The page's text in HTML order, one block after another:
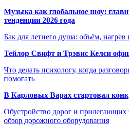
Музыка как глобальное шоу:
тенденции 2026 года
Бак для летнего душа: объём, нагрев
Тейлор Свифт и Трэвис Келси
Что делать психологу, когда
помогать
В Карловых Варах стартовал
Обустройство дорог и
обзор дорожного оборудования